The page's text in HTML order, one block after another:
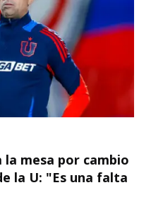
mesa por cambio
la U: "Es una falta